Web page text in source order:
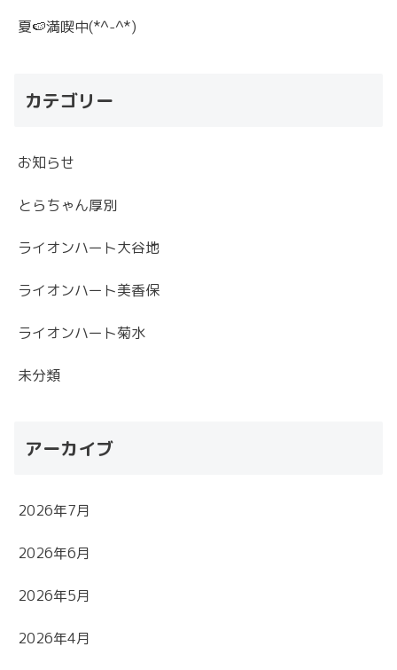
夏🍉満喫中(*^-^*)
カテゴリー
お知らせ
とらちゃん厚別
ライオンハート大谷地
ライオンハート美香保
ライオンハート菊水
未分類
アーカイブ
2026年7月
2026年6月
2026年5月
2026年4月